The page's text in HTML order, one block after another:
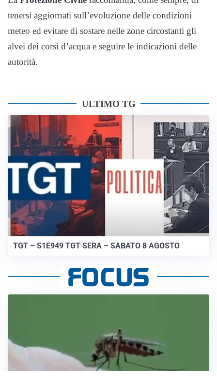
tenersi aggiornati sull’evoluzione delle condizioni
meteo ed evitare di sostare nelle zone circostanti gli
alvei dei corsi d’acqua e seguire le indicazioni delle
autorità.
ULTIMO TG
TGT – S1E949 TGT SERA – SABATO 8 AGOSTO